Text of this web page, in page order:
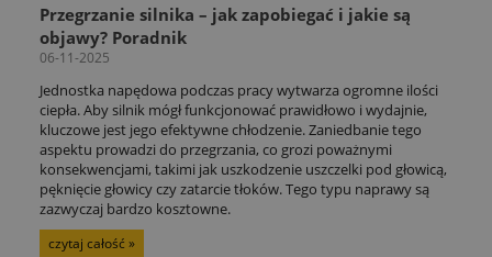
Przegrzanie silnika – jak zapobiegać i jakie są
objawy? Poradnik
06-11-2025
Jednostka napędowa podczas pracy wytwarza ogromne ilości
ciepła. Aby silnik mógł funkcjonować prawidłowo i wydajnie,
kluczowe jest jego efektywne chłodzenie. Zaniedbanie tego
aspektu prowadzi do przegrzania, co grozi poważnymi
konsekwencjami, takimi jak uszkodzenie uszczelki pod głowicą,
pęknięcie głowicy czy zatarcie tłoków. Tego typu naprawy są
zazwyczaj bardzo kosztowne.
czytaj całość »